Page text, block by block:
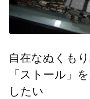
自在なぬくも
「ストール」
したい